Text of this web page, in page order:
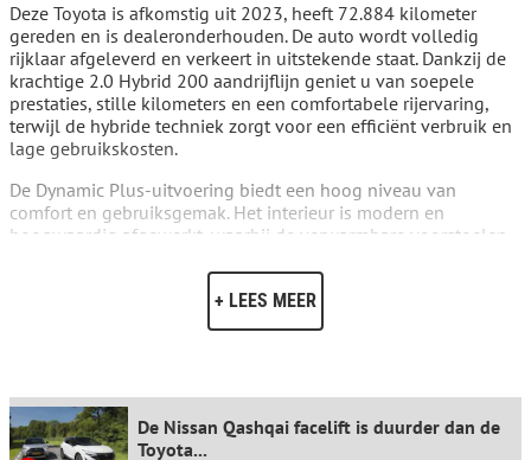
Deze Toyota is afkomstig uit 2023, heeft 72.884 kilometer
gereden en is dealeronderhouden. De auto wordt volledig
rijklaar afgeleverd en verkeert in uitstekende staat. Dankzij de
krachtige 2.0 Hybrid 200 aandrijflijn geniet u van soepele
prestaties, stille kilometers en een comfortabele rijervaring,
terwijl de hybride techniek zorgt voor een efficiënt verbruik en
lage gebruikskosten.
De Dynamic Plus-uitvoering biedt een hoog niveau van
comfort en gebruiksgemak. Het interieur is modern en
hoogwaardig afgewerkt, waarbij de verwarmbare voorstoelen
tijdens koude dagen. Dankzij Keyless Entry & Start stapt u
eenvoudig in en start u de auto zonder de sleutel uit uw zak of
Android Auto koppelt u eenvoudig uw smartphone aan het
multimediasysteem, zodat navigatie, muziek en uw favoriete
+ LEES MEER
De Nissan Qashqai facelift is duurder dan de
Toyota...